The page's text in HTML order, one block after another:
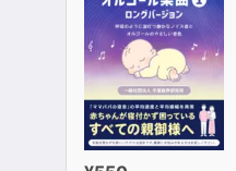
【著者プロフィール
小川 惠眞（おがわ
昭和15年 大分県
大分県連合青年